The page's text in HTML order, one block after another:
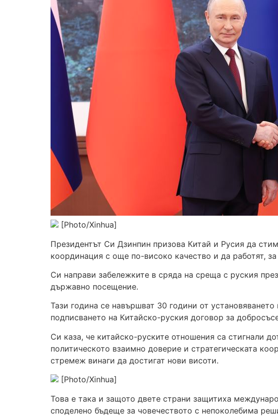
[Photo/Xinhua]
Президентът Си Дзинпин призова Китай и Русия да
координация с още по-високо качество и да работят,
Си направи забележките в сряда на среща с руския
държавно посещение.
Тази година се навършват 30 години от
подписването на Китайско-руския договор за
Си каза, че китайско-руските отношения са стигнали
политическото взаимно доверие и стратегическата
стремеж винаги да достигат нови висоти.
[Photo/Xinhua]
Това е така и защото двете страни защитиха
споделено бъдеще за човечеството с непоколебима